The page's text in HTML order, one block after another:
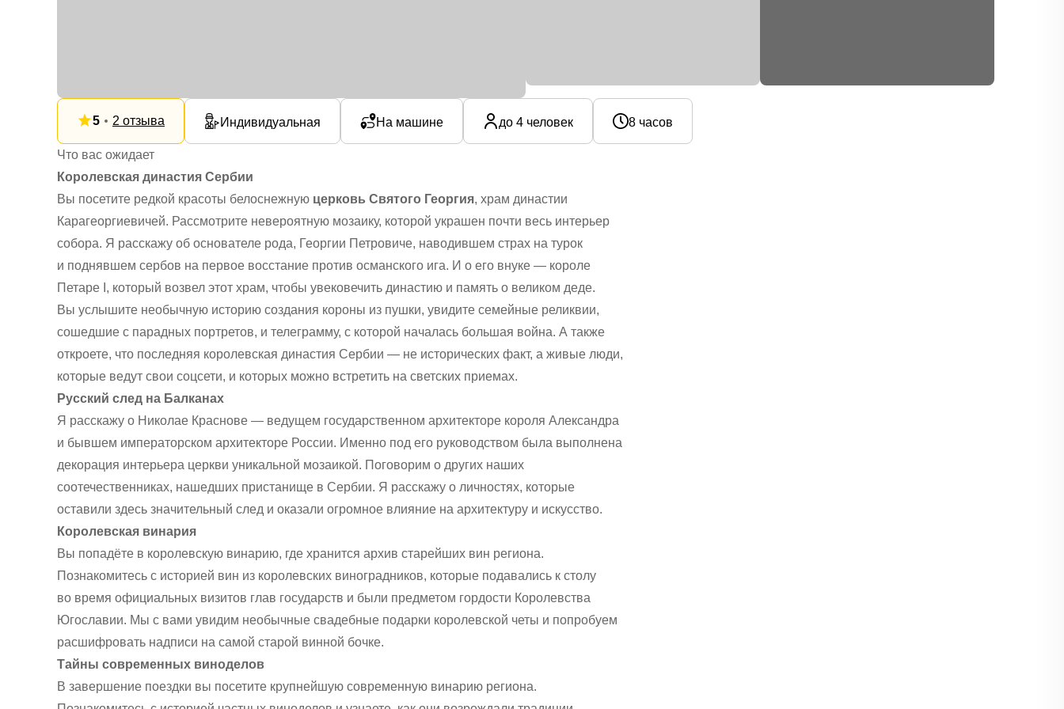
5 2 отзыва Индивидуальная На машине до 4 человек 8 часов
Что вас ожидает
Королевская династия Сербии
Вы посетите редкой красоты белоснежную церковь Святого Георгия, храм династии
Карагеоргиевичей. Рассмотрите невероятную мозаику, которой украшен почти весь интерьер
собора. Я расскажу об основателе рода, Георгии Петровиче, наводившем страх на турок
и поднявшем сербов на первое восстание против османского ига. И о его внуке — короле
Петаре I, который возвел этот храм, чтобы увековечить династию и память о великом деде.
Вы услышите необычную историю создания короны из пушки, увидите семейные реликвии,
сошедшие с парадных портретов, и телеграмму, с которой началась большая война. А также
откроете, что последняя королевская династия Сербии — не исторических факт, а живые люди,
которые ведут свои соцсети, и которых можно встретить на светских приемах.
Русский след на Балканах
Я расскажу о Николае Краснове — ведущем государственном архитекторе короля Александра
и бывшем императорском архитекторе России. Именно под его руководством была выполнена
декорация интерьера церкви уникальной мозаикой. Поговорим о других наших
соотечественниках, нашедших пристанище в Сербии. Я расскажу о личностях, которые
оставили здесь значительный след и оказали огромное влияние на архитектуру и искусство.
Королевская винария
Вы попадёте в королевскую винарию, где хранится архив старейших вин региона.
Познакомитесь с историей вин из королевских виноградников, которые подавались к столу
во время официальных визитов глав государств и были предметом гордости Королевства
Югославии. Мы с вами увидим необычные свадебные подарки королевской четы и попробуем
расшифровать надписи на самой старой винной бочке.
Тайны современных виноделов
В завершение поездки вы посетите крупнейшую современную винарию региона.